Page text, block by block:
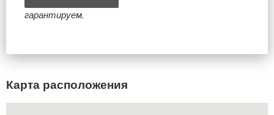
гарантируем.
Карта расположения